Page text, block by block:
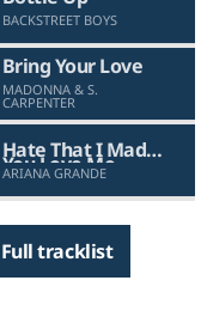
BACKSTREET BOYS
Bring Your Love
MADONNA & S.
CARPENTER
Hate That I Made
You Love Me
ARIANA GRANDE
Full tracklist